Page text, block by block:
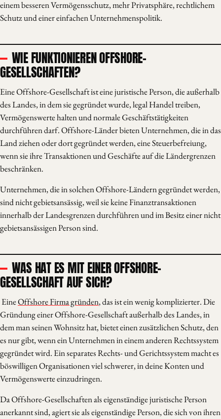
einem besseren Vermögensschutz, mehr Privatsphäre, rechtlichem
Schutz und einer einfachen Unternehmenspolitik.
WIE FUNKTIONIEREN OFFSHORE-
GESELLSCHAFTEN?
Eine Offshore-Gesellschaft ist eine juristische Person, die außerhalb
des Landes, in dem sie gegründet wurde, legal Handel treiben,
Vermögenswerte halten und normale Geschäftstätigkeiten
durchführen darf. Offshore-Länder bieten Unternehmen, die in das
Land ziehen oder dort gegründet werden, eine Steuerbefreiung,
wenn sie ihre Transaktionen und Geschäfte auf die Ländergrenzen
beschränken.
Unternehmen, die in solchen Offshore-Ländern gegründet werden,
sind nicht gebietsansässig, weil sie keine Finanztransaktionen
innerhalb der Landesgrenzen durchführen und im Besitz einer nicht
gebietsansässigen Person sind.
WAS HAT ES MIT EINER OFFSHORE-
GESELLSCHAFT AUF SICH?
EineOffshore Firma gründen, das ist ein wenig komplizierter. Die
Gründung einer Offshore-Gesellschaft außerhalb des Landes, in
dem man seinen Wohnsitz hat, bietet einen zusätzlichen Schutz, den
es nur gibt, wenn ein Unternehmen in einem anderen Rechtssystem
gegründet wird. Ein separates Rechts- und Gerichtssystem macht es
böswilligen Organisationen viel schwerer, in deine Konten und
Vermögenswerte einzudringen.
Da Offshore-Gesellschaften als eigenständige juristische Person
anerkannt sind, agiert sie als eigenständige Person, die sich von ihren